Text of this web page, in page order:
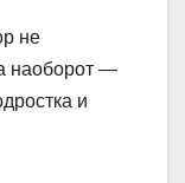
не
наоборот —
и